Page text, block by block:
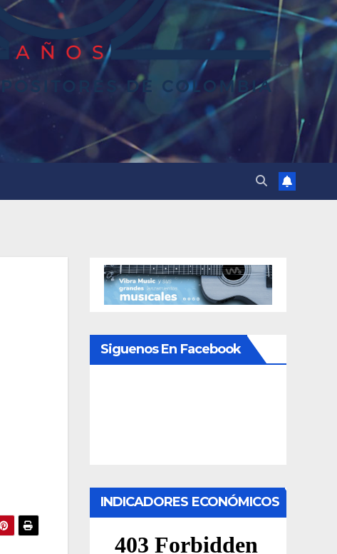
Siguenos En Facebook
INDICADORES ECONÓMICOS